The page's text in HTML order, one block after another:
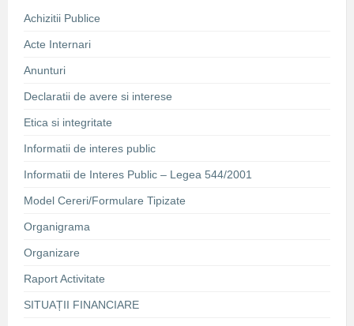
Achizitii Publice
Acte Internari
Anunturi
Declaratii de avere si interese
Etica si integritate
Informatii de interes public
Informatii de Interes Public – Legea 544/2001
Model Cereri/Formulare Tipizate
Organigrama
Organizare
Raport Activitate
SITUAȚII FINANCIARE